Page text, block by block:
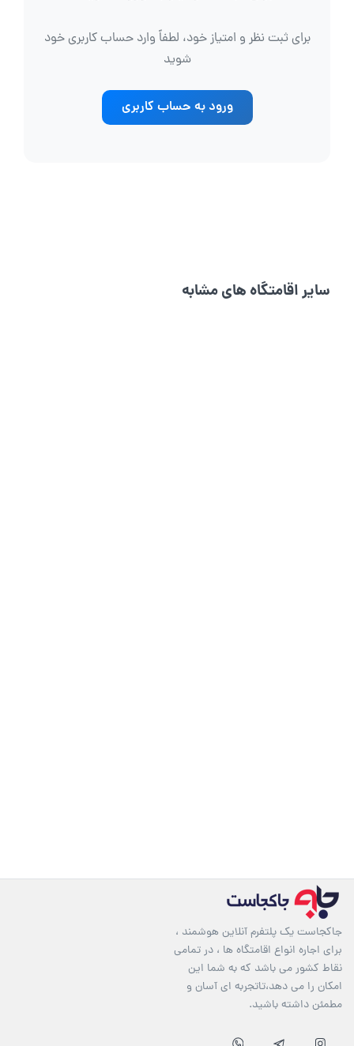
برای ثبت نظر و امتیاز خود، لطفاً وارد حساب کاربری خود
شوید
ورود به حساب کاربری
سایر اقامتگاه های مشابه
جاکجاست یک پلتفرم آنلاین هوشمند ،
برای اجاره انواع اقامتگاه ها ، در تمامی
نقاط کشور می باشد که به شما این
امکان را می دهد،تاتجربه ای آسان و
مطمئن داشته باشید.